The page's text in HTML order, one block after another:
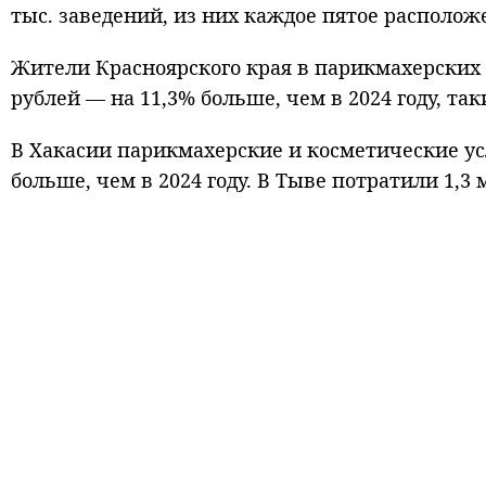
тыс. заведений, из них каждое пятое
Жители Красноярского края в
рублей — на 11,3% больше, чем в 2024 году,
В Хакасии парикмахерские и косметические
больше, чем в 2024 году. В Тыве потратили